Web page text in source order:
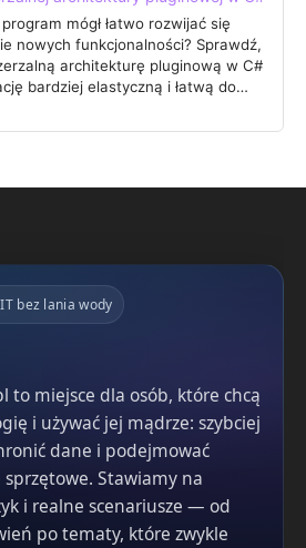
mógł łatwo rozwijać się
nowych funkcjonalności? Sprawdź,
architekturę pluginową w C#
bardziej elastyczną i łatwą do…
bez lania wody
to miejsce dla osób, które chcą
i używać jej mądrze: szybciej
dane i podejmować
Stawiamy na
i realne scenariusze — od
po tematy, które zwykle